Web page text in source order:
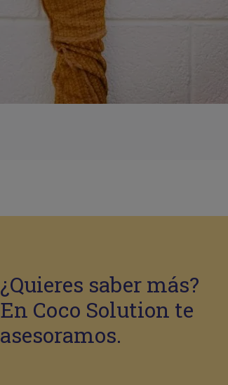
¿Quieres saber más?
En Coco Solution te
asesoramos.